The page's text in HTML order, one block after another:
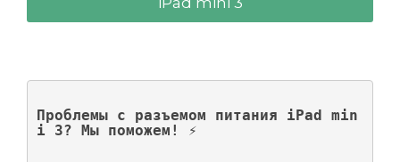
Проблемы с разъемом питания iPad min
i 3? Мы поможем! ⚡️